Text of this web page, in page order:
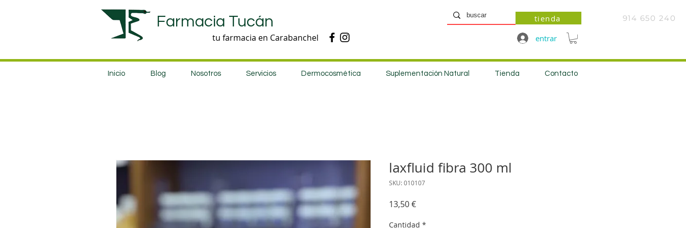
Farmacia Tucán
tu farmacia en Carabanchel
tienda
entrar
914 650 240
Inicio Blog Nosotros Servicios Dermocosmética Suplementación Natural Tienda Contacto
laxfluid fibra 300 ml
SKU: 010107
13,50 €Precio
Cantidad *